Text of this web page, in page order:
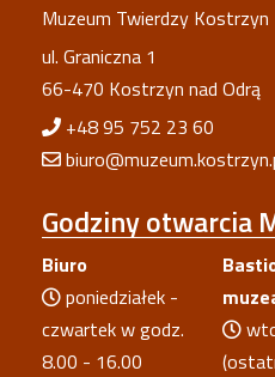
Muzeum Twierdzy Kostrzyn
ul. Graniczna 1
66-470 Kostrzyn nad Odrą
+48 95 752 23 60
Godzinyotwarcia
Biuro
poniedziałek -
czwartek w godz.
8.00 - 16.00